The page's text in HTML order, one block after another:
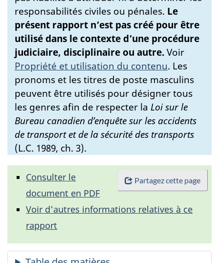
responsabilités civiles ou pénales. Le
présent rapport n’est pas créé pour être
utilisé dans le contexte d’une procédure
judiciaire, disciplinaire ou autre.Voir
Propriété et utilisation du contenu. Les
pronoms et les titres de poste masculins
peuvent être utilisés pour désigner tous
les genres afin de respecter la Loi sur le
Bureau canadien d’enquête sur les accidents
de transport et de la sécurité des transports
(L.C. 1989, ch. 3).
Partagez cette page
Consulter le
document en PDF
Voir d'autres informations relatives à ce
rapport